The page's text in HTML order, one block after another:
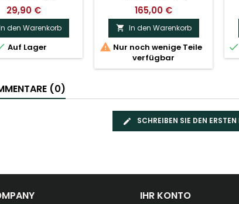
29,90 €
den Warenkorb
Auf Lager
165,00 €
 In den Warenkorb
 Nur noch wenige Teile
verfügbar

(0)
SCHREIBEN SIE DEN
IHR KONTO